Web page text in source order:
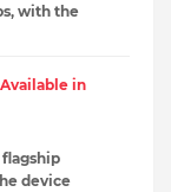
with the
in
device